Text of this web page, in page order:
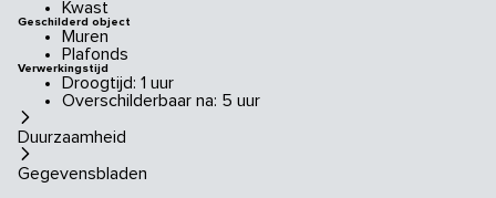
Kwast
Geschilderd object
Muren
Plafonds
Verwerkingstijd
Droogtijd: 1 uur
Overschilderbaar na: 5 uur
Duurzaamheid
Gegevensbladen